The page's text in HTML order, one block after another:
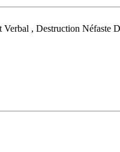
Verbal , Destruction Néfaste